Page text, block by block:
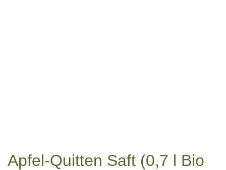
Apfel-Quitten Saft (0,7 l Bio